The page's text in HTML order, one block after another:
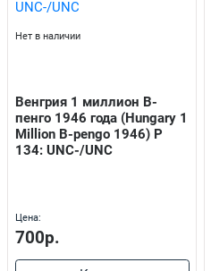
Нет в наличии
Венгрия 1 миллион В-
пенго 1946 года (Hungary 1
Million B-pengo 1946) P
134: UNC-/UNC
Цена:
700р.